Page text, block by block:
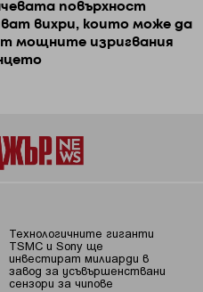
повърхност
вихри, които може да
мощните изригвания
Технологичните гиганти
TSMC и Sony ще
инвестират милиарди в
завод за усъвършенствани
сензори за чипове